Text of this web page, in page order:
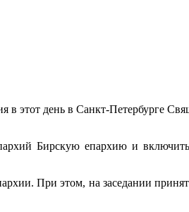
этот день в Санкт-Петербурге
Бирскую епархию и включить
При этом, на заседании